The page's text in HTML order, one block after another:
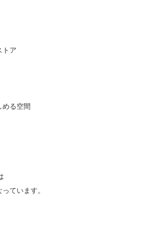
トア
る空間
ています。